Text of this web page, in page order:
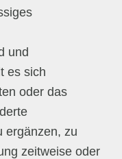
und
es sich
oder das
ergänzen, zu
zeitweise oder